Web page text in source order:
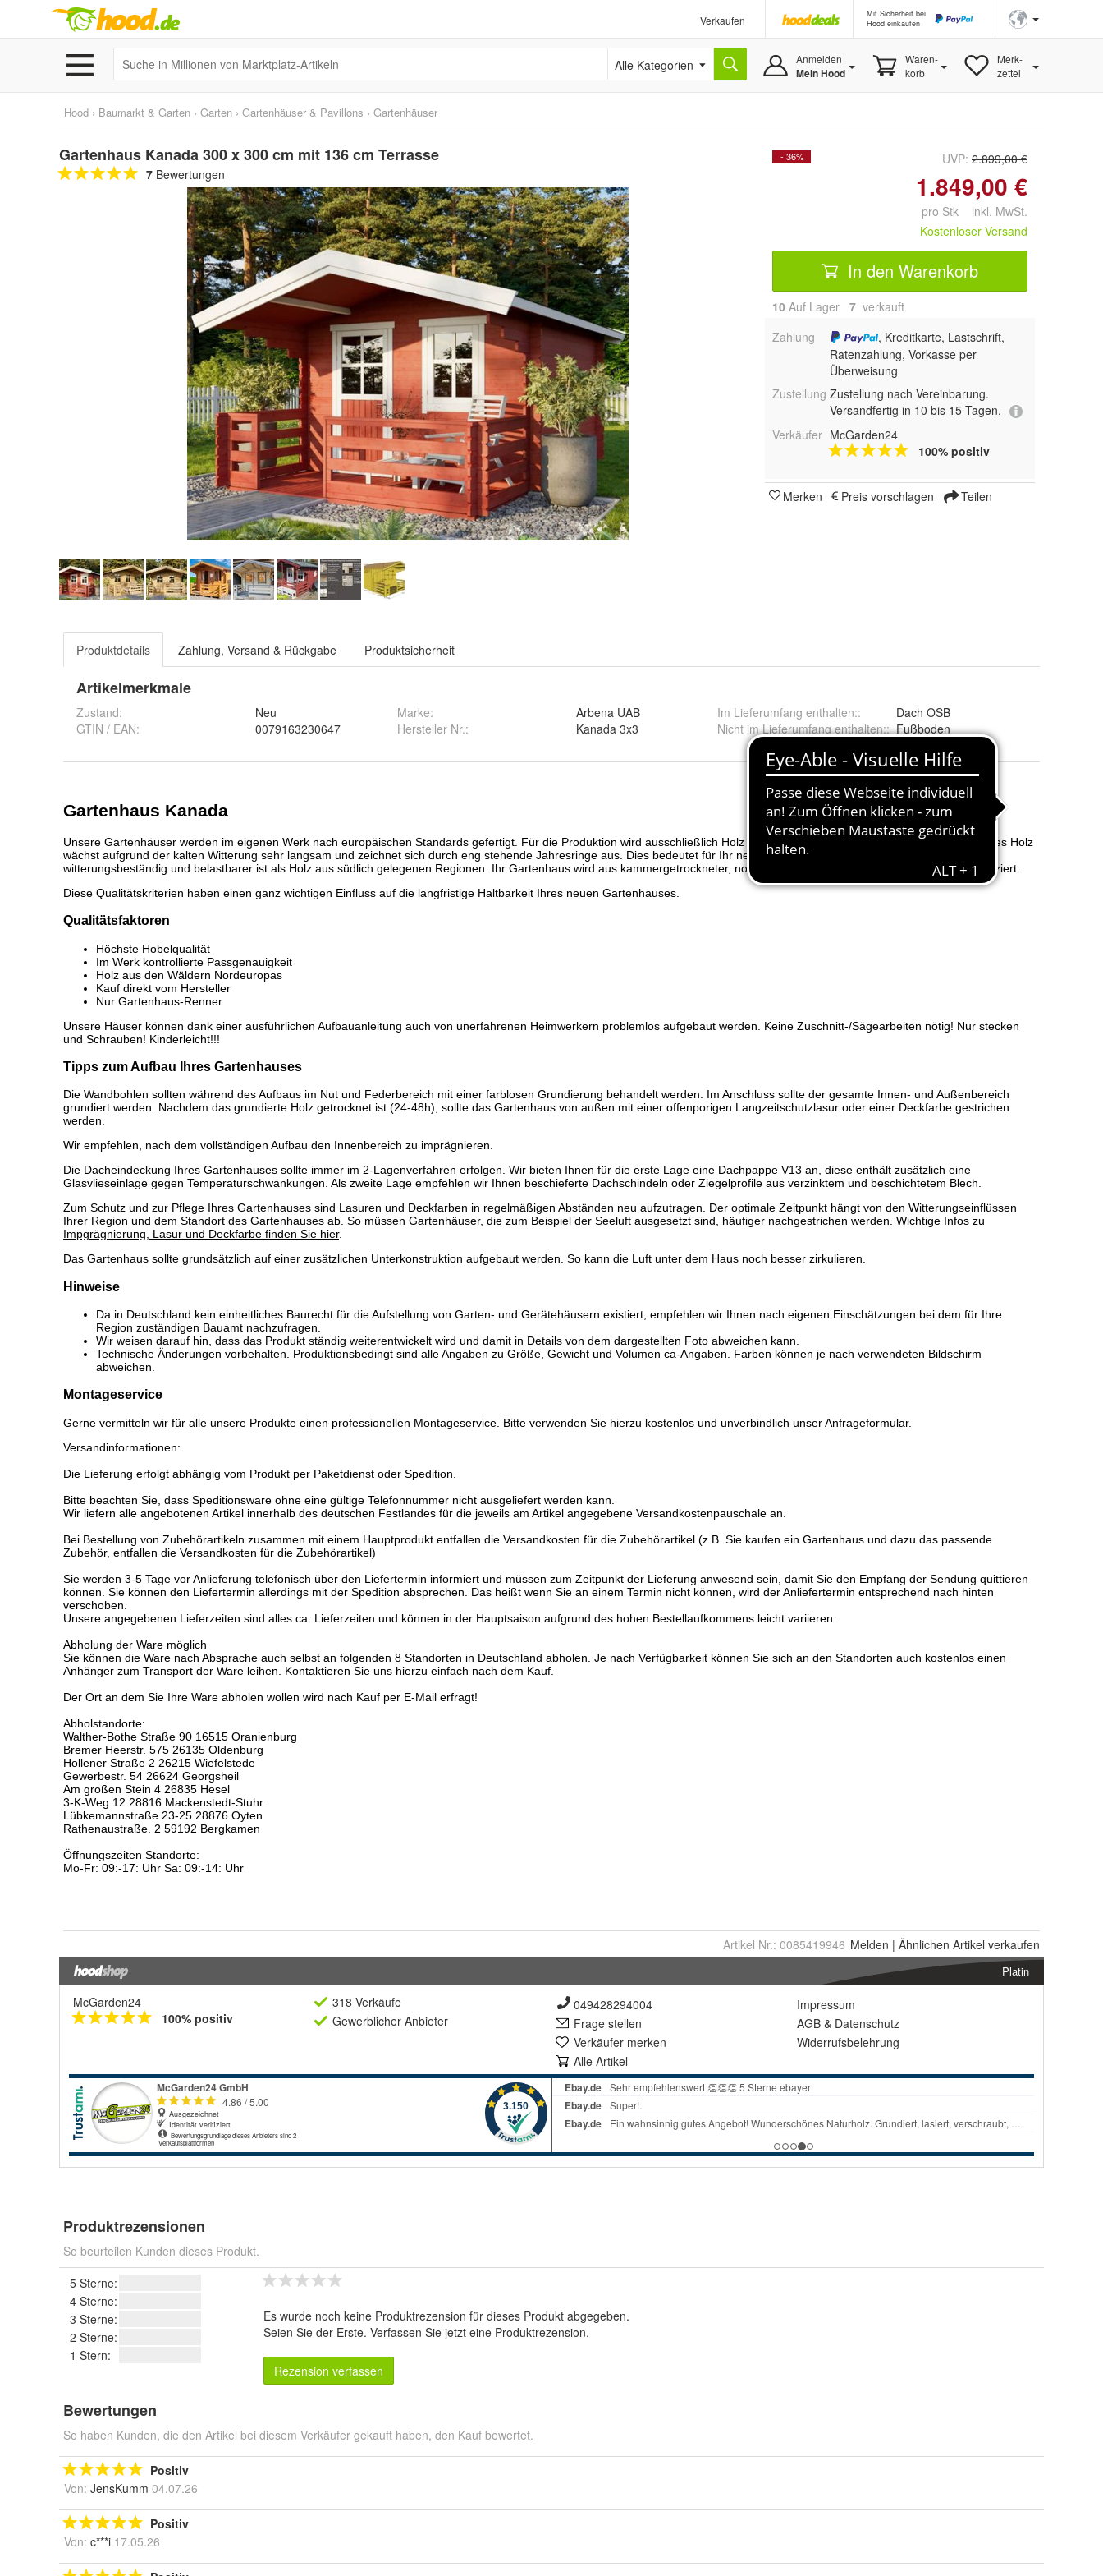
Verkaufen
Mit Sicherheit bei
Hood einkaufen
Alle Kategorien Anmelden
Mein Hood
Waren-
korb
Merk-
zettel
Hood › Baumarkt & Garten › Garten › Gartenhäuser & Pavillons › Gartenhäuser
Gartenhaus Kanada 300 x 300 cm mit 136 cm Terrasse
7 Bewertungen
- 36% UVP: 2.899,00 €
1.849,00 €
pro Stk inkl. MwSt.
Kostenloser Versand
In den Warenkorb
10 Auf Lager 7 verkauft
Zahlung
, Kreditkarte, Lastschrift,
Ratenzahlung, Vorkasse per
Überweisung
Zustellung Zustellung nach Vereinbarung.
Versandfertig in 10 bis 15 Tagen.
Verkäufer McGarden24
100% positiv
Merken Preis vorschlagen Teilen
Produktdetails Zahlung, Versand & Rückgabe Produktsicherheit
Artikelmerkmale
Zustand:
Neu
GTIN / EAN:
0079163230647
Marke:
Arbena UAB
Hersteller Nr.:
Kanada 3x3
Im Lieferumfang enthalten::
Dach OSB
Nicht im Lieferumfang enthalten:: Fußboden
Artikel Nr.: 0085419946 Melden | Ähnlichen Artikel verkaufen
Platin
McGarden24
100% positiv
318 Verkäufe
Gewerblicher Anbieter
049428294004
Frage stellen
Verkäufer merken
Alle Artikel
Impressum
AGB & Datenschutz
Widerrufsbelehrung
Produktrezensionen
So beurteilen Kunden dieses Produkt.
5 Sterne:
4 Sterne:
3 Sterne:
2 Sterne:
1 Stern:
Es wurde noch keine Produktrezension für dieses Produkt abgegeben.
Seien Sie der Erste. Verfassen Sie jetzt eine Produktrezension.
Rezension verfassen
Bewertungen
So haben Kunden, die den Artikel bei diesem Verkäufer gekauft haben, den Kauf bewertet.
Positiv
Von: JensKumm 04.07.26
Positiv
Von: c***i 17.05.26